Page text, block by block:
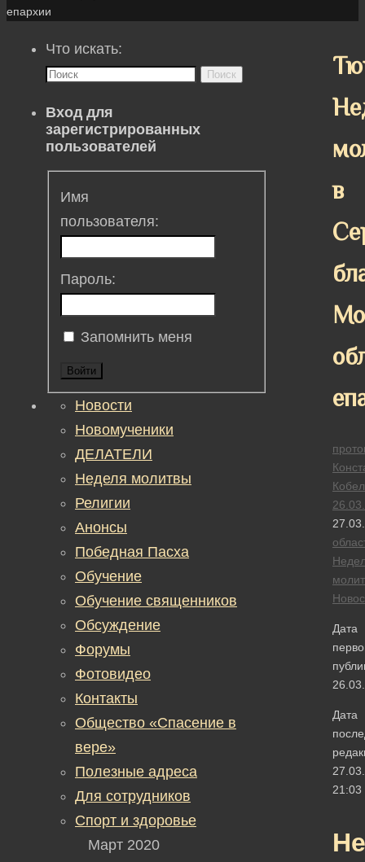
епархии
в
Дата
Дата
21:03
Что искать:
Поиск
Вход для
зарегистрированных
пользователей
Имя
пользователя:
Пароль:
Запомнить меня
Войти
Новости
Новомученики
ДЕЛАТЕЛИ
Неделя молитвы
Религии
Анонсы
Победная Пасха
Обучение
Обучение священников
Обсуждение
Форумы
Фотовидео
Контакты
Общество «Спасение в
вере»
Полезные адреса
Для сотрудников
Спорт и здоровье
Март 2020